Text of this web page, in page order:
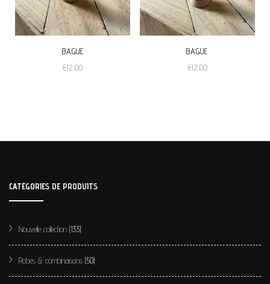
BAGUE
€12,00
BAGUE
€12,00
CATÉGORIES DE PRODUITS
Nouvelle collection (133)
Robes & combinaisons (50)